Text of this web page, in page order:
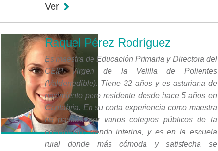
Ver
Raquel Pérez Rodríguez
Es maestra de Educación Primaria y Directora del
CEIP Virgen de la Velilla de Polientes
(Valderredible). Tiene 32 años y es asturiana de
nacimiento pero residente desde hace 5 años en
Cantabria. En su corta experiencia como maestra
ha pasado por varios colegios públicos de la
comunidad, siendo interina, y es en la escuela
rural donde más cómoda y satisfecha se